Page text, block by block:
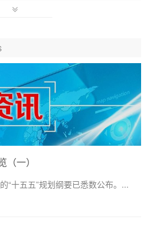
（一）
“十五五”规划纲要已悉数公布。...